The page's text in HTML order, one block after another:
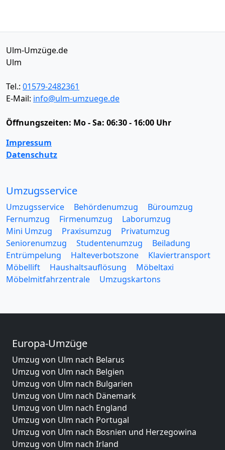
Ulm-Umzüge.de
Ulm
Tel.: 01579-2482361
E-Mail: info@ulm-umzuege.de
Öffnungszeiten: Mo - Sa: 06:30 - 16:00 Uhr
Impressum
Datenschutz
Umzugsservice
Umzugsservice Behördenumzug
Büroumzug
Fernumzug
Firmenumzug
Laborumzug
Mini Umzug
Praxisumzug
Privatumzug
Seniorenumzug
Studentenumzug
Beiladung
Entrümpelung
Halteverbotszone
Klaviertransport
Möbellift
Haushaltsauflösung
Möbeltaxi
Möbelmitfahrzentrale
Umzugskartons
Europa-Umzüge
Umzug von Ulm nach Belarus
Umzug von Ulm nach Belgien
Umzug von Ulm nach Bulgarien
Umzug von Ulm nach Dänemark
Umzug von Ulm nach England
Umzug von Ulm nach Portugal
Umzug von Ulm nach Bosnien und Herzegowina
Umzug von Ulm nach Irland